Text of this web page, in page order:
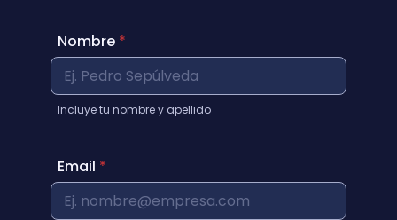
Nombre *
Incluye tu nombre y apellido
Email *